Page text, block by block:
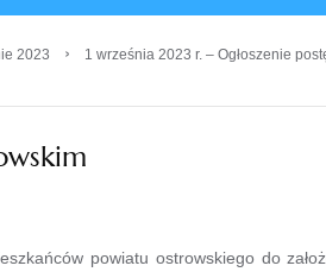
2023 ›
1 września 2023 r. – Ogłoszenie
powiatu ostrowskiego do